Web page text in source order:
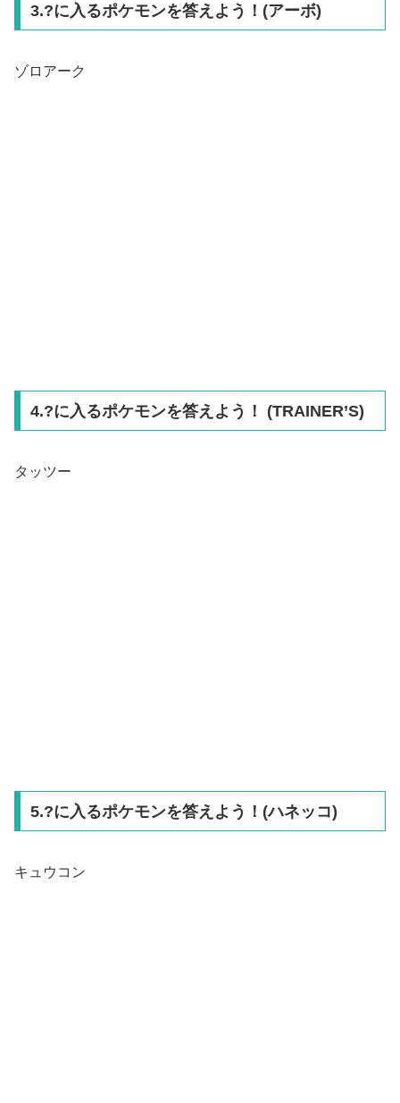
3.?に入るポケモンを答えよう！(アーボ)
ゾロアーク
4.?に入るポケモンを答えよう！ (TRAINER’S)
タッツー
5.?に入るポケモンを答えよう！(ハネッコ)
キュウコン